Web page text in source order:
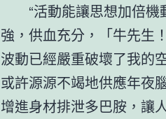
“活動能讓思想加倍
強，供血充分，「牛先生
波動已經嚴重破壞了我的
或許源源不竭地供應年夜
增進身材排泄多巴胺，讓